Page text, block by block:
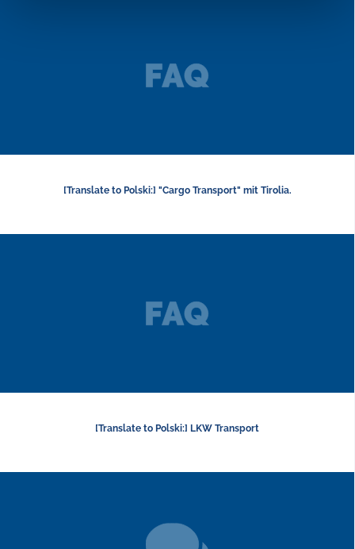
[Translate to Polski:] "Cargo Transport" mit Tirolia.
[Translate to Polski:] LKW Transport